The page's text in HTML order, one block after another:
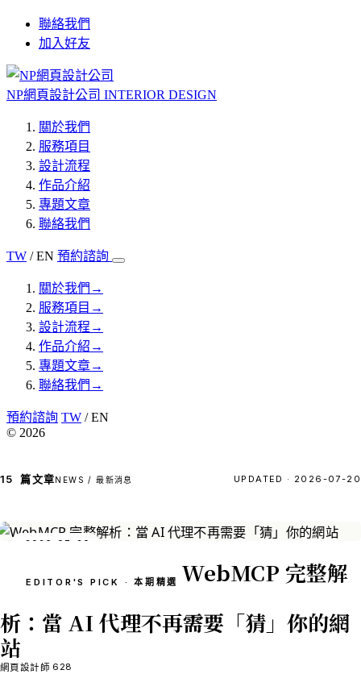
聯絡我們
加入好友
NP網頁設計公司 INTERIOR DESIGN
關於我們
服務項目
設計流程
作品介紹
專題文章
聯絡我們
TW / EN 預約諮詢
關於我們 →
服務項目 →
設計流程 →
作品介紹 →
專題文章→
聯絡我們 →
預約諮詢 TW / EN
© 2026
15 篇文章NEWS / 最新消息 UPDATED · 2026-07-20
2026-07-20
EDITOR'S PICK · 本期精選 WebMCP 完整解
析：當 AI 代理不再需要「猜」你的網
站
網頁設計師 628